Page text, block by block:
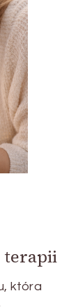
terapii
która